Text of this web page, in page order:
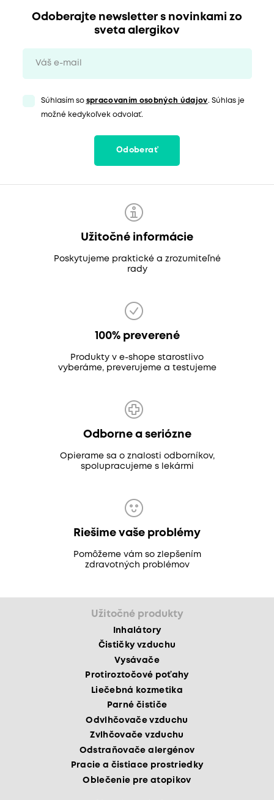
Odoberajte newsletter s novinkami zo
sveta alergikov
Súhlasím so spracovaním osobných údajov. Súhlas je
možné kedykoľvek odvolať.
Odoberať
Užitočné informácie
Poskytujeme praktické a zrozumiteľné
rady
100% preverené
Produkty v e-shope starostlivo
vyberáme, preverujeme a testujeme
Odborne a seriózne
Opierame sa o znalosti odborníkov,
spolupracujeme s lekármi
Riešime vaše problémy
Pomôžeme vám so zlepšením
zdravotných problémov
Užitočné produkty
Inhalátory
Čističky vzduchu
Vysávače
Protiroztočové poťahy
Liečebná kozmetika
Parné čističe
Odvlhčovače vzduchu
Zvlhčovače vzduchu
Odstraňovače alergénov
Pracie a čistiace prostriedky
Oblečenie pre atopikov